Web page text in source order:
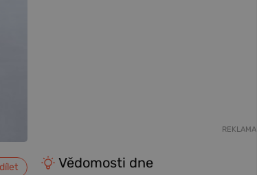
REKLAMA
Vědomosti dne